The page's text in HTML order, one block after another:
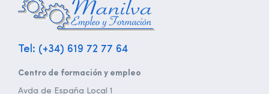
Tel: (+34) 619 72 77 64
Centro de formación y empleo
Avda de España Local 1